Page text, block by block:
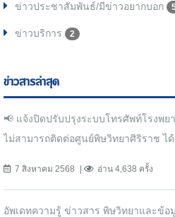
ข่าวประชาสัมพันธ์/มีข่าวอยากบอก
ข่าวบริการ 2
ข่าวสารล่าสุด
📢 แจ้งปิดปรับปรุงระบบโทรศัพท์โรงพย
ไม่สามารถติดต่อศูนย์พิษวิทยาศิริราช ได้
7 สิงหาคม 2568 อ่าน 4,638 ครั้ง
อัพเดทความรู้ ข่าวสาร พิษวิทยาและข้อ